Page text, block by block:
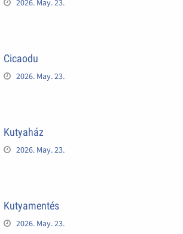
2026. May. 23.
Cicaodu
2026. May. 23.
Kutyaház
2026. May. 23.
Kutyamentés
2026. May. 23.